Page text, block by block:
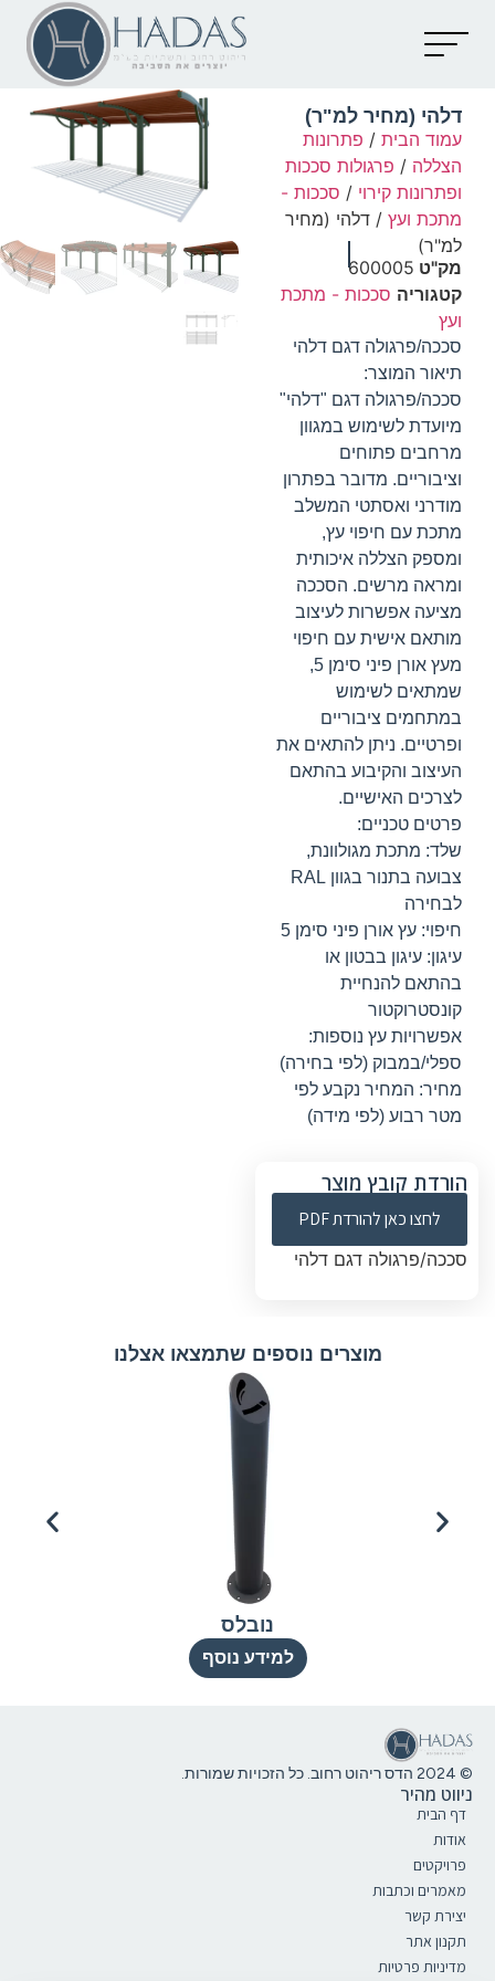
דלהי (מחיר למ"ר)
עמוד הבית / פתרונות
הצללה / פרגולות סככות
ופתרונות קירוי / סככות -
מתכת ועץ / דלהי (מחיר
למ"ר)
מק"ט 600005
קטגוריה סככות - מתכת
ועץ
סככה/פרגולה דגם דלהי
תיאור המוצר:
סככה/פרגולה דגם "דלהי"
מיועדת לשימוש במגוון
מרחבים פתוחים
וציבוריים. מדובר בפתרון
מודרני ואסתטי המשלב
מתכת עם חיפוי עץ,
ומספק הצללה איכותית
ומראה מרשים. הסככה
מציעה אפשרות לעיצוב
מותאם אישית עם חיפוי
מעץ אורן פיני סימן 5,
שמתאים לשימוש
במתחמים ציבוריים
ופרטיים. ניתן להתאים את
העיצוב והקיבוע בהתאם
לצרכים האישיים.
פרטים טכניים:
שלד: מתכת מגולוונת,
צבועה בתנור בגוון RAL
לבחירה
חיפוי: עץ אורן פיני סימן 5
עיגון: עיגון בבטון או
בהתאם להנחיית
קונסטרוקטור
אפשרויות עץ נוספות:
ספלי/במבוק (לפי בחירה)
מחיר: המחיר נקבע לפי
מטר רבוע (לפי מידה)
הורדת קובץ מוצר
לחצו כאן להורדת PDF
סככה/פרגולה דגם דלהי
מוצרים נוספים שתמצאו אצלנו
נובלס
למידע נוסף
© 2024 הדס ריהוט רחוב. כל הזכויות שמורות.
ניווט מהיר
דף הבית
אודות
פרויקטים
מאמרים וכתבות
יצירת קשר
תקנון אתר
מדיניות פרטיות